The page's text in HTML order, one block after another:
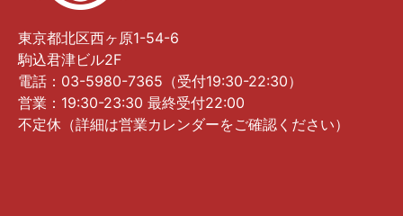
東京都北区西ヶ原1-54-6
駒込君津ビル2F
電話：03-5980-7365（受付19:30-22:30）
営業：19:30-23:30 最終受付22:00
不定休（詳細は営業カレンダーをご確認ください）